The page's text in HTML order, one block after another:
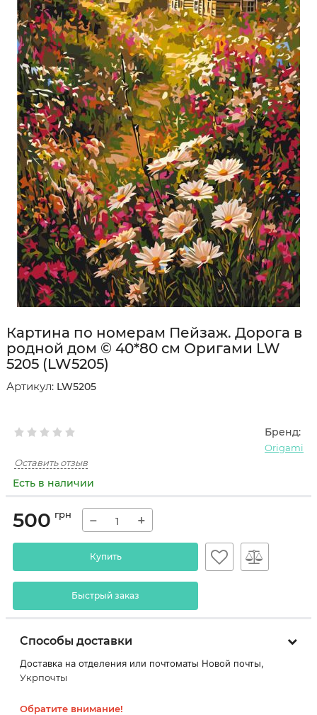
Картина по номерам Пейзаж. Дорога в
родной дом © 40*80 см Оригами LW
5205 (LW5205)
Артикул: LW5205
Бренд:
Origami
Оставить отзыв
Есть в наличии
500 грн − +
Купить
Быстрый заказ
Способы доставки
Доставка на отделения или почтоматы Новой почты,
Укрпочты
Обратите внимание!